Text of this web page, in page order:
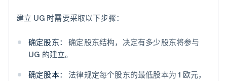
建立 UG 时需要采取以下步骤：
确定股东：
确定股东结构，决定有多少股东将参与
UG 的建立。
确定股本：
法律规定每个股东的最低股本为 1 欧元，